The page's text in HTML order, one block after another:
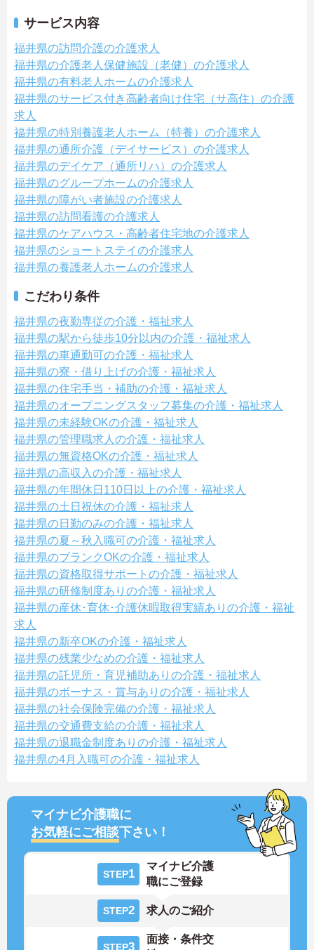
サービス内容
福井県の訪問介護の介護求人
福井県の介護老人保健施設（老健）の介護求人
福井県の有料老人ホームの介護求人
福井県のサービス付き高齢者向け住宅（サ高住）の介護
求人
福井県の特別養護老人ホーム（特養）の介護求人
福井県の通所介護（デイサービス）の介護求人
福井県のデイケア（通所リハ）の介護求人
福井県のグループホームの介護求人
福井県の障がい者施設の介護求人
福井県の訪問看護の介護求人
福井県のケアハウス・高齢者住宅地の介護求人
福井県のショートステイの介護求人
福井県の養護老人ホームの介護求人
こだわり条件
福井県の夜勤専従の介護・福祉求人
福井県の駅から徒歩10分以内の介護・福祉求人
福井県の車通勤可の介護・福祉求人
福井県の寮・借り上げの介護・福祉求人
福井県の住宅手当・補助の介護・福祉求人
福井県のオープニングスタッフ募集の介護・福祉求人
福井県の未経験OKの介護・福祉求人
福井県の管理職求人の介護・福祉求人
福井県の無資格OKの介護・福祉求人
福井県の高収入の介護・福祉求人
福井県の年間休日110日以上の介護・福祉求人
福井県の土日祝休の介護・福祉求人
福井県の日勤のみの介護・福祉求人
福井県の夏～秋入職可の介護・福祉求人
福井県のブランクOKの介護・福祉求人
福井県の資格取得サポートの介護・福祉求人
福井県の研修制度ありの介護・福祉求人
福井県の産休･育休･介護休暇取得実績ありの介護・福祉
求人
福井県の新卒OKの介護・福祉求人
福井県の残業少なめの介護・福祉求人
福井県の託児所・育児補助ありの介護・福祉求人
福井県のボーナス・賞与ありの介護・福祉求人
福井県の社会保険完備の介護・福祉求人
福井県の交通費支給の介護・福祉求人
福井県の退職金制度ありの介護・福祉求人
福井県の4月入職可の介護・福祉求人
マイナビ介護職に
お気軽にご相談下さい！
STEP1
マイナビ介護
職にご登録
STEP2 求人のご紹介
STEP3
面接・条件交